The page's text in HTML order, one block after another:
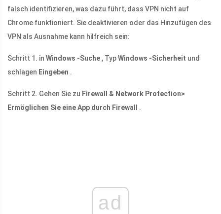
falsch identifizieren, was dazu führt, dass VPN nicht auf
Chrome funktioniert. Sie deaktivieren oder das Hinzufügen des
VPN als Ausnahme kann hilfreich sein:
Schritt 1. in Windows -Suche , TypWindows -Sicherheit und
schlagen Eingeben .
Schritt 2. Gehen Sie zu Firewall & Network Protection>
Ermöglichen Sie eine App durch Firewall
.
ad